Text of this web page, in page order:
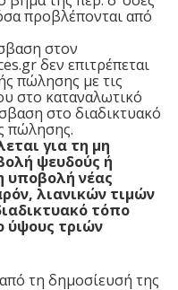
προβλέπονται από
στον
δεν επιτρέπεται
πώλησης με τις
στο καταναλωτικό
στο διαδικτυακό
πώλησης.
για τη μη
ψευδούς ή
υποβολή νέας
λιανικών τιμών
τόπο
ύψους τριών
τη δημοσίευσή της